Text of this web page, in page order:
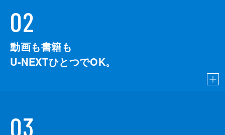
02
動画も書籍も
U-NEXTひとつでOK。
03